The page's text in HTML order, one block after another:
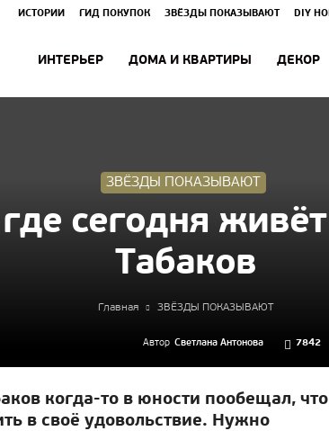
ИСТОРИИ ГИД ПОКУПОК ЗВЁЗДЫ ПОКАЗЫВАЮТ DIY
ИНТЕРЬЕР ДОМА И КВАРТИРЫ ДЕКОР
ЗВЁЗДЫ ПОКАЗЫВАЮТ
сегодня
Табаков
Главная ЗВЁЗДЫ ПОКАЗЫВАЮТ
Автор Светлана Антонова 7842
когда-то в юности пообещал, что
в своё удовольствие. Нужно